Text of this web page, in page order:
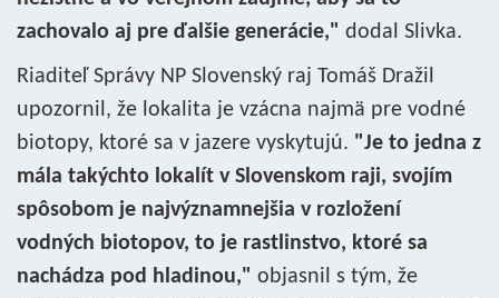
zachovalo aj pre ďalšie generácie," dodal Slivka.
Riaditeľ Správy NP Slovenský raj Tomáš Dražil
upozornil, že lokalita je vzácna najmä pre vodné
biotopy, ktoré sa v jazere vyskytujú. "Je to jedna z
mála takýchto lokalít v Slovenskom raji, svojím
spôsobom je najvýznamnejšia v rozložení
vodných biotopov, to je rastlinstvo, ktoré sa
nachádza pod hladinou," objasnil s tým, že